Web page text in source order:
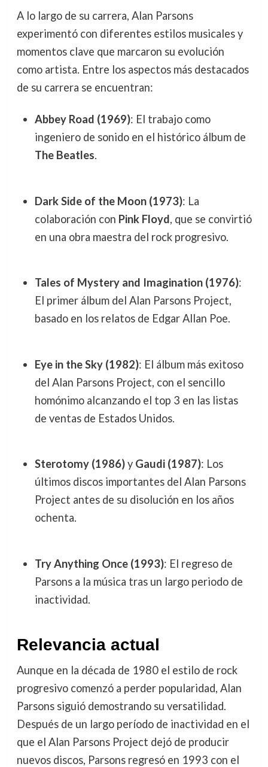
A lo largo de su carrera, Alan Parsons
experimentó con diferentes estilos musicales y
momentos clave que marcaron su evolución
como artista. Entre los aspectos más destacados
de su carrera se encuentran:
Abbey Road (1969): El trabajo como
ingeniero de sonido en el histórico álbum de
The Beatles.
Dark Side of the Moon (1973): La
colaboración con Pink Floyd, que se convirtió
en una obra maestra del rock progresivo.
Tales of Mystery and Imagination (1976):
El primer álbum del Alan Parsons Project,
basado en los relatos de Edgar Allan Poe.
Eye in the Sky (1982): El álbum más exitoso
del Alan Parsons Project, con el sencillo
homónimo alcanzando el top 3 en las listas
de ventas de Estados Unidos.
Sterotomy (1986)y Gaudi (1987): Los
últimos discos importantes del Alan Parsons
Project antes de su disolución en los años
ochenta.
Try Anything Once (1993): El regreso de
Parsons a la música tras un largo periodo de
inactividad.
Relevancia actual
Aunque en la década de 1980 el estilo de rock
progresivo comenzó a perder popularidad, Alan
Parsons siguió demostrando su versatilidad.
Después de un largo período de inactividad en el
que el Alan Parsons Project dejó de producir
nuevos discos, Parsons regresó en 1993 con el